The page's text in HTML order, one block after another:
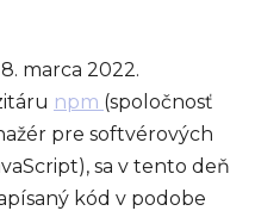
8. marca 2022.
npm (spoločnosť
pre softvérových
sa v tento deň
kód v podobe